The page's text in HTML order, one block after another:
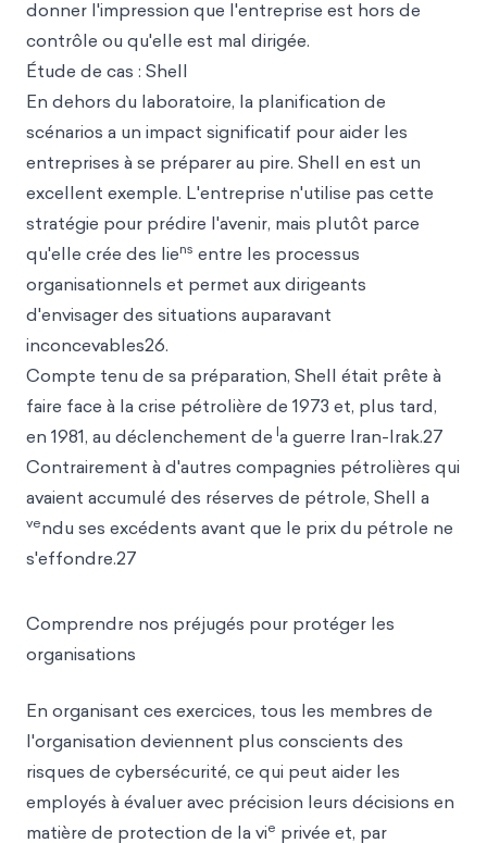
donner l'impression que l'entreprise est hors de
contrôle ou qu'elle est mal dirigée.
Étude de cas : Shell
En dehors du laboratoire, la planification de
scénarios a un impact significatif pour aider les
entreprises à se préparer au pire. Shell en est un
excellent exemple. L'entreprise n'utilise pas cette
stratégie pour prédire l'avenir, mais plutôt parce
qu'elle crée des liens entre les processus
organisationnels et permet aux dirigeants
d'envisager des situations auparavant
inconcevables26.
Compte tenu de sa préparation, Shell était prête à
faire face à la crise pétrolière de 1973 et, plus tard,
en 1981, au déclenchement de la guerre Iran-Irak.27
Contrairement à d'autres compagnies pétrolières qui
avaient accumulé des réserves de pétrole, Shell a
vendu ses excédents avant que le prix du pétrole ne
s'effondre.27
Comprendre nos préjugés pour protéger les
organisations
En organisant ces exercices, tous les membres de
l'organisation deviennent plus conscients des
risques de cybersécurité, ce qui peut aider les
employés à évaluer avec précision leurs décisions en
matière de protection de la vie privée et, par